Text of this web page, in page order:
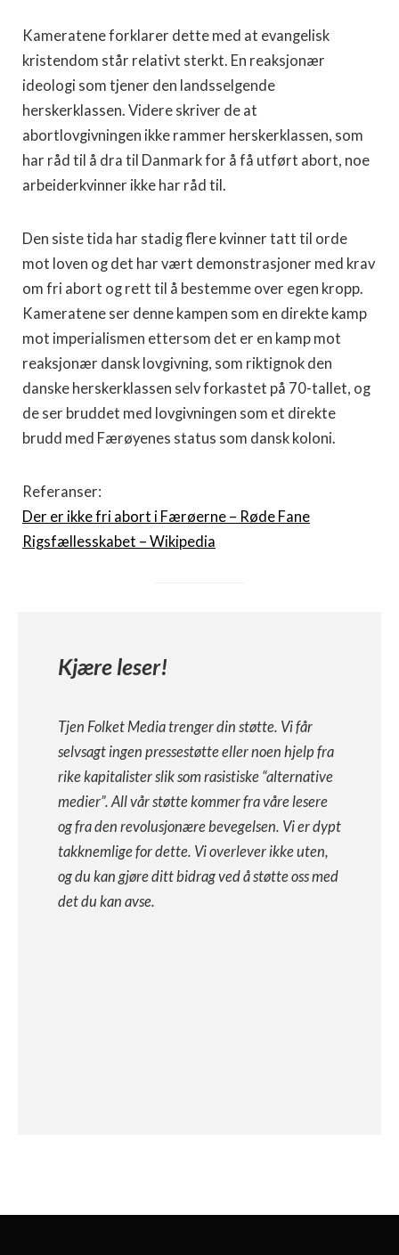
Kameratene forklarer dette med at evangelisk
kristendom står relativt sterkt. En reaksjonær
ideologi som tjener den landsselgende
herskerklassen. Videre skriver de at
abortlovgivningen ikke rammer herskerklassen, som
har råd til å dra til Danmark for å få utført abort, noe
arbeiderkvinner ikke har råd til.
Den siste tida har stadig flere kvinner tatt til orde
mot loven og det har vært demonstrasjoner med krav
om fri abort og rett til å bestemme over egen kropp.
Kameratene ser denne kampen som en direkte kamp
mot imperialismen ettersom det er en kamp mot
reaksjonær dansk lovgivning, som riktignok den
danske herskerklassen selv forkastet på 70-tallet, og
de ser bruddet med lovgivningen som et direkte
brudd med Færøyenes status som dansk koloni.
Referanser:
Der er ikke fri abort i Færøerne – Røde Fane
Rigsfællesskabet – Wikipedia
Kjære leser!
Tjen Folket Media trenger din støtte. Vi får
selvsagt ingen pressestøtte eller noen hjelp fra
rike kapitalister slik som rasistiske “alternative
medier”. All vår støtte kommer fra våre lesere
og fra den revolusjonære bevegelsen. Vi er dypt
takknemlige for dette. Vi overlever ikke uten,
og du kan gjøre ditt bidrag ved å støtte oss med
det du kan avse.